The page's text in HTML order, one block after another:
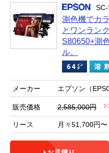
測色機でカ
とワンラン
S80650+測
ル。
メーカー エプソン（
販売価格 2,585,000円
リース 月々51,700円〜